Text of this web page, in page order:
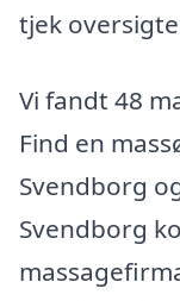
tjek
Vi fandt 48
Find en
Svendborg
Svendborg